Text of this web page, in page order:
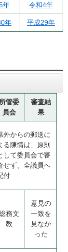
年 令和4年
年 平成29年
所管委
員会
審査結
果
外からの郵送に
る陳情は、原則
して委員会で審
せず、全議員へ
付
務文
教
意見の
一致を
見なか
った